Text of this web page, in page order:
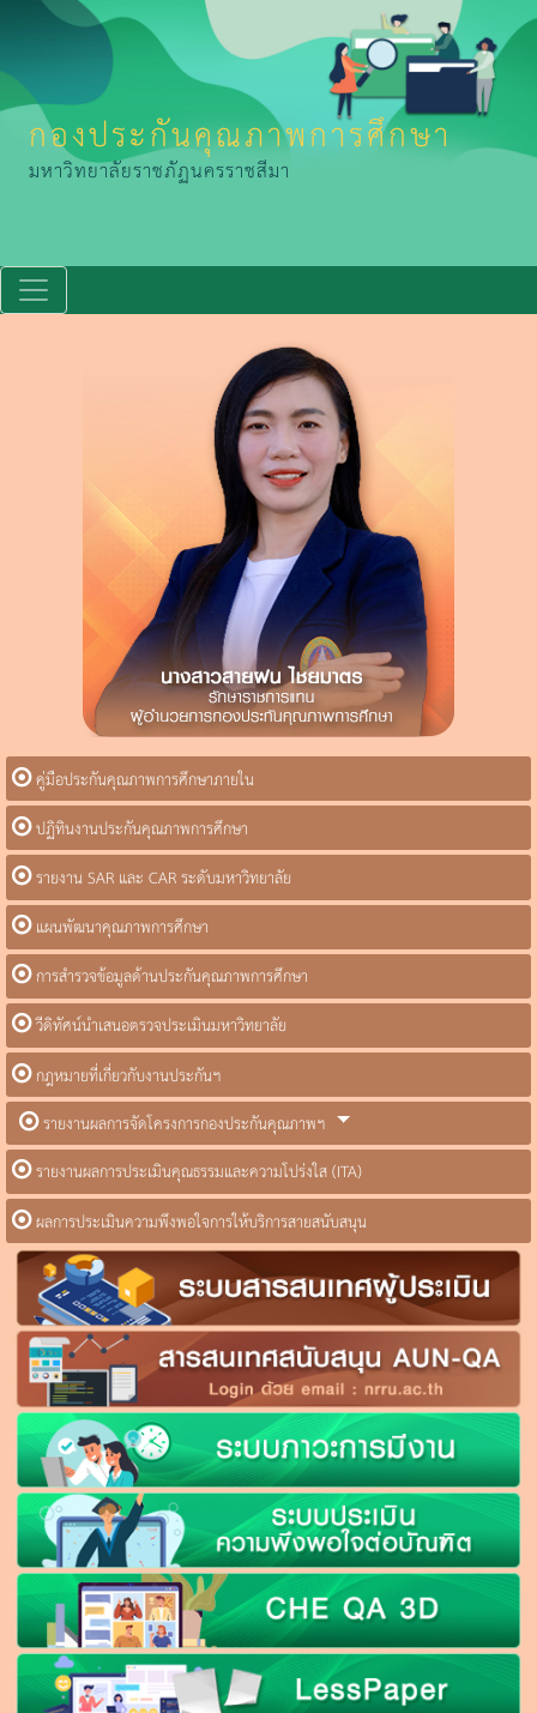
กองประกันคุณภาพการศึกษา
มหาวิทยาลัยราชภัฏนครราชสีมา
คู่มือประกันคุณภาพการศึกษาภายใน
ปฏิทินงานประกันคุณภาพการศึกษา
รายงาน SAR และ CAR ระดับมหาวิทยาลัย
แผนพัฒนาคุณภาพการศึกษา
การสำรวจข้อมูลด้านประกันคุณภาพการศึกษา
วีดิทัศน์นำเสนอตรวจประเมินมหาวิทยาลัย
กฎหมายที่เกี่ยวกับงานประกันฯ
รายงานผลการจัดโครงการกองประกันคุณภาพฯ
รายงานผลการประเมินคุณธรรมและความโปร่งใส (ITA)
ผลการประเมินความพึงพอใจการให้บริการสายสนับสนุน